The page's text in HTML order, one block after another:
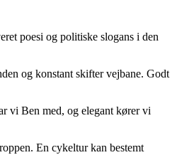
poesi og politiske slogans i den
og konstant skifter vejbane. Godt
vi Ben med, og elegant kører vi
En cykeltur kan bestemt